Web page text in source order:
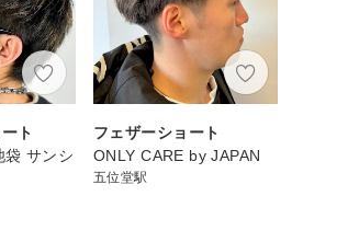
ト
袋 サンシ
フェザーショート
ONLY CARE by JAPAN
五位堂駅